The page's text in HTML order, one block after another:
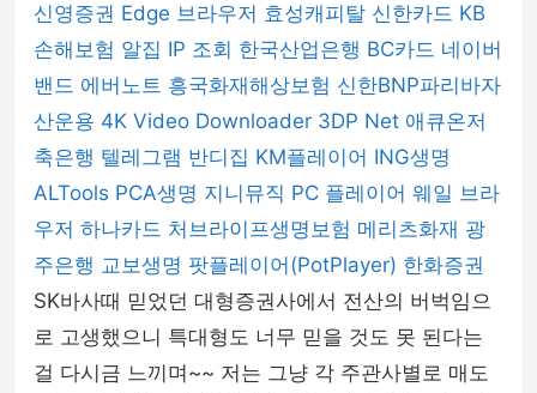
신영증권 Edge 브라우저 효성캐피탈 신한카드 KB
손해보험 알집 IP 조회 한국산업은행 BC카드 네이버
밴드 에버노트 흥국화재해상보험 신한BNP파리바자
산운용 4K Video Downloader 3DP Net 애큐온저
축은행 텔레그램 반디집 KM플레이어 ING생명
ALTools PCA생명 지니뮤직 PC 플레이어 웨일 브라
우저 하나카드 처브라이프생명보험 메리츠화재 광
주은행 교보생명 팟플레이어(PotPlayer) 한화증권
SK바사때 믿었던 대형증권사에서 전산의 버벅임으
로 고생했으니 특대형도 너무 믿을 것도 못 된다는
걸 다시금 느끼며~~ 저는 그냥 각 주관사별로 매도